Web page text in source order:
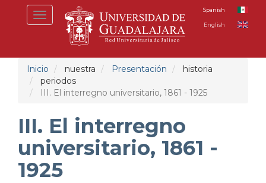
Toggle
navigation
Spanish
English
Inicio nuestra Presentación
historia
periodos
III. El interregno universitario, 1861 - 1925
III. El interregno
universitario, 1861 -
1925